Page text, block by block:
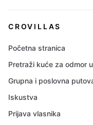
CROVILLAS
Početna stranica
Pretraži kuće za odmor
Grupna i poslovna
Iskustva
Prijava vlasnika